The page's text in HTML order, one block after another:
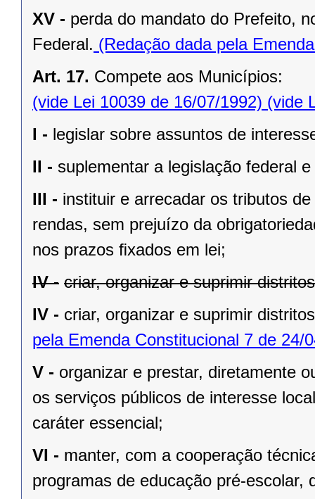
XV - perda do mandato do Prefeito,
Federal. (Redação dada pela
Art. 17. Compete aos Municípios:
(vide Lei 10039 de 16/07/1992) (vide
I - legislar sobre assuntos de
II - suplementar a legislação federal
III - instituir e arrecadar os tributos
rendas, sem prejuízo da
nos prazos ﬁxados em lei;
IV - criar, organizar e suprimir
IV - criar, organizar e suprimir
pela Emenda Constitucional 7 de 24/
V - organizar e prestar, diretamente
os serviços públicos de interesse
caráter essencial;
VI - manter, com a cooperação
programas de educação pré-escolar,